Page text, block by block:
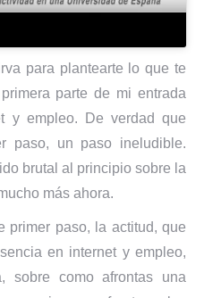
para plantearte lo que te
parte de mi entrada
y empleo. De verdad que
paso, un paso ineludible.
brutal al principio sobre la
más ahora.
primer paso, la actitud, que
en internet y empleo,
sobre como afrontas una